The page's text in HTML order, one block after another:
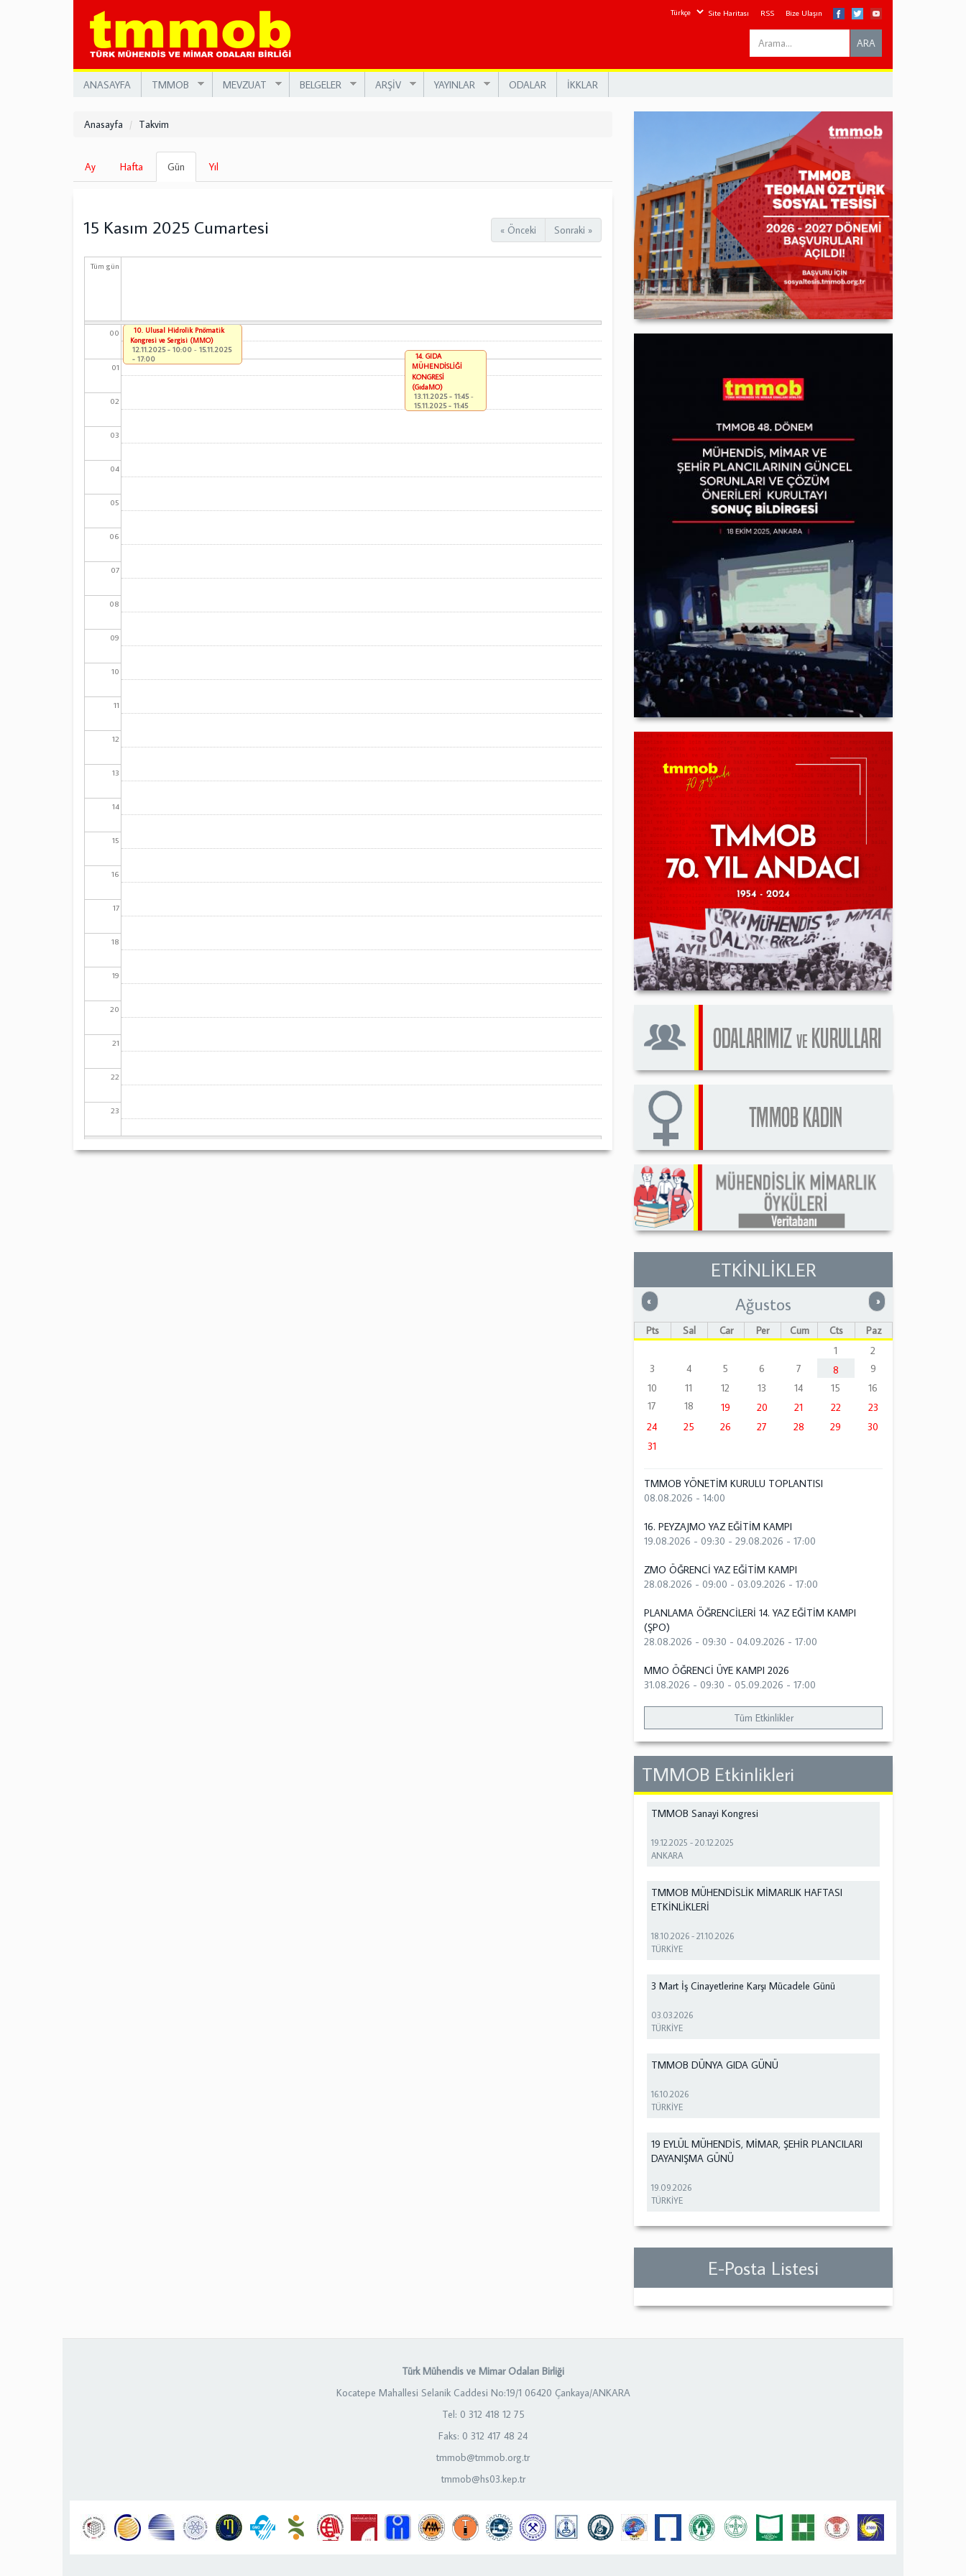
Site Haritası RSS Bize Ulaşın
Search
this
ARA
ANASAYFA TMMOB MEVZUAT BELGELER ARŞİV YAYINLAR ODALAR İKKLAR
Anasayfa Takvim
Birincil
sekmeler
Ay Hafta Gün
sekme)
Yıl
« Önceki Sonraki »
15 Kasım 2025 Cumartesi
Tüm gün
00
01
02
03
04
05
06
07
08
09
10
11
12
13
14
15
16
17
18
19
20
21
22
23
10. Ulusal Hidrolik Pnömatik
Kongresi ve Sergisi (MMO)
12.11.2025 - 10:00 - 15.11.2025
- 17:00
14. GIDA
MÜHENDİSLİĞİ
KONGRESİ
(GıdaMO)
13.11.2025 - 11:45-
15.11.2025 - 11:45
ETKİNLİKLER
« Önceki »Sonraki
Ağustos
Pts Sal Çar Per Cum Cts
Paz
1
2
3
4 5 6 7 8
9
10
11 12 13 14 15
16
17
18 19 20 21 22
23
24
25 26 27 28 29
30
31
TMMOB YÖNETİM KURULU TOPLANTISI
08.08.2026 - 14:00
16. PEYZAJMO YAZ EĞİTİM KAMPI
19.08.2026 - 09:30 -29.08.2026 - 17:00
ZMO ÖĞRENCİ YAZ EĞİTİM KAMPI
28.08.2026 - 09:00 -03.09.2026 - 17:00
PLANLAMA ÖĞRENCİLERİ 14. YAZ EĞİTİM KAMPI
(ŞPO)
28.08.2026 - 09:30 -04.09.2026 - 17:00
MMO ÖĞRENCİ ÜYE KAMPI 2026
31.08.2026 - 09:30 -05.09.2026 - 17:00
Tüm Etkinlikler
TMMOB Etkinlikleri
TMMOB Sanayi Kongresi
19.12.2025 -20.12.2025
ANKARA
TMMOB MÜHENDİSLİK MİMARLIK HAFTASI
ETKİNLİKLERİ
18.10.2026 -21.10.2026
TÜRKİYE
3 Mart İş Cinayetlerine Karşı Mücadele Günü
03.03.2026
TÜRKİYE
TMMOB DÜNYA GIDA GÜNÜ
16.10.2026
TÜRKİYE
19 EYLÜL MÜHENDİS, MİMAR, ŞEHİR PLANCILARI
DAYANIŞMA GÜNÜ
19.09.2026
TÜRKİYE
E-Posta Listesi
Türk Mühendis ve Mimar Odaları Birliği
Kocatepe Mahallesi Selanik Caddesi No:19/1 06420 Çankaya/ANKARA
Tel: 0 312 418 12 75
Faks: 0 312 417 48 24
tmmob@tmmob.org.tr
tmmob@hs03.kep.tr